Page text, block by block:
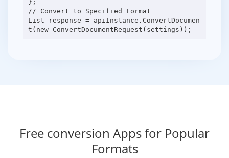
};
// Convert to Specified Format
List response = apiInstance.ConvertDocumen
Free conversion Apps for Popular
Formats